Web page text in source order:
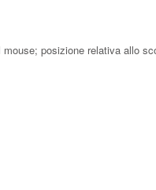
posizione relativa allo